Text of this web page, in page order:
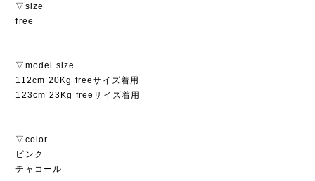
▽size
free
▽model size
112cm 20Kg freeサイズ着用
123cm 23Kg freeサイズ着用
▽color
ピンク
チャコール